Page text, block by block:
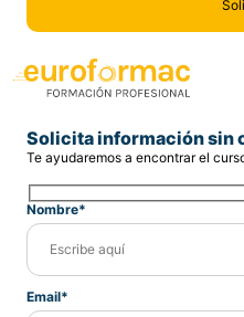
Solicita información sin
Te ayudaremos a encontrar el
Nombre*
Email*